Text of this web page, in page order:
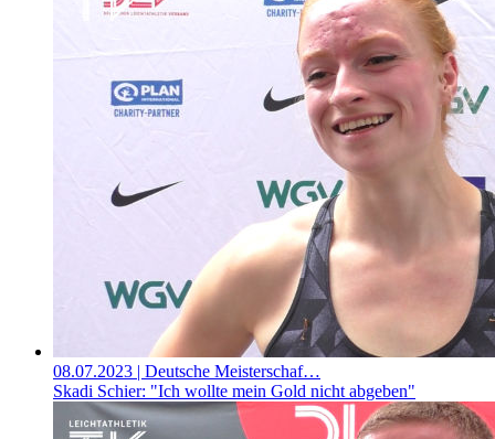
08.07.2023 | Deutsche Meisterschaf…
Skadi Schier: "Ich wollte mein Gold nicht abgeben"